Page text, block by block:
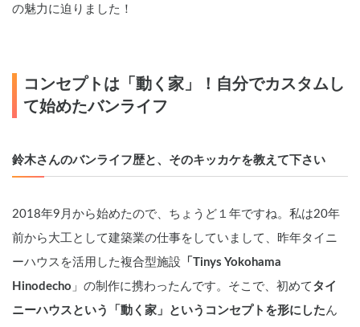
の魅力に迫りました！
コンセプトは「動く家」！自分でカスタムし
て始めたバンライフ
鈴木さんのバンライフ歴と、そのキッカケを教えて下さい
2018年9月から始めたので、ちょうど１年ですね。私は20年
前から大工として建築業の仕事をしていまして、昨年タイニ
ーハウスを活用した複合型施設 「Tinys Yokohama
Hinodecho 」の制作に携わったんです。そこで、初めて タイ
ニーハウスという「動く家」というコンセプトを形にした ん